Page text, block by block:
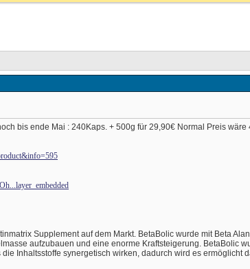
bis ende Mai : 240Kaps. + 500g für 29,90€ Normal Preis wäre
Supplement auf dem Markt. BetaBolic wurde mit Beta
aufzubauen und eine enorme Kraftsteigerung. BetaBolic
Inhaltsstoffe synergetisch wirken, dadurch wird es ermöglicht